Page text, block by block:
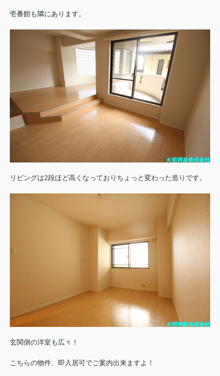
壱番館も隣にあります。
リビングは2段ほど高くなっておりちょっと変わった造りです。
玄関側の洋室も広々！
こちらの物件、即入居可でご案内出来ますよ！